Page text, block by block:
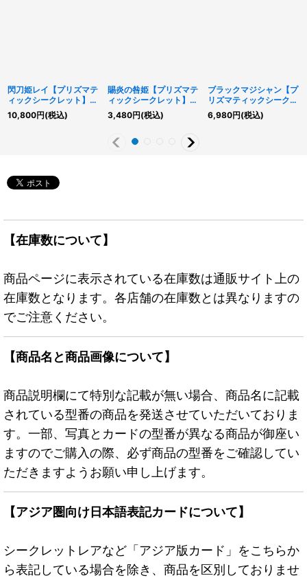
閃刀姫レイ【プリズマテ
ィックシークレット】
{LPST-JP011}《モンス
ター》
10,800円(税込)
賜炎の咎姫【プリズマテ
ィックシークレット】
{LPST-JP025}《リン
ク》
3,480円(税込)
ブラックマジシャン【プ
リズマティックシークレ
ット】{LPST-JP001}
《モンスター》
6,980円(税込)
【在庫数について】
商品ページに表示されている在庫数は通販サイト上の
在庫数となります。各店舗の在庫数とは異なりますの
でご注意ください。
【商品名と商品画像について】
商品説明欄にて特別な記載が無い場合、商品名に記載
されている型番の商品を発送させていただいておりま
す。一部、写真とカードの型番が異なる商品が御座い
ますのでご購入の際、必ず商品の型番をご確認してい
ただきますようお願い申し上げます。
【アジア圏向け日本語表記カードについて】
シークレットレアなど「アジア版カード」をこちらか
ら表記している場合を除き、商品を区別しておりませ